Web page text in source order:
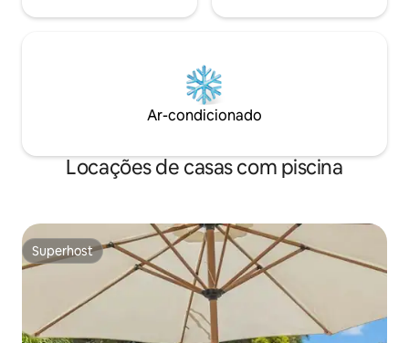
Ar-condicionado
Locações de casas com piscina
Superhost
Superhost